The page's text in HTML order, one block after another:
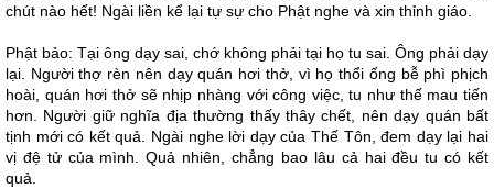
chút nào hết! Ngài liền kể lại tự sự cho Phật nghe và xin thỉnh giáo.
Phật bảo: Tại ông dạy sai, chớ không phải tại họ tu sai. Ông phải dạy
lại. Người thợ rèn nên dạy quán hơi thở, vì họ thổi ống bễ phì phịch
hoài, quán hơi thở sẽ nhịp nhàng với công việc, tu như thế mau tiến
hơn. Người giữ nghĩa địa thường thấy thây chết, nên dạy quán bất
tịnh mới có kết quả. Ngài nghe lời dạy của Thế Tôn, đem dạy lại hai
vị đệ tử của mình. Quả nhiên, chẳng bao lâu cả hai đều tu có kết
quả.